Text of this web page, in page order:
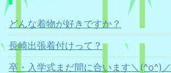
どんな着物が好きですか？
長崎出張着付けって？
卒・入学式まだ間に合います＼(^o^)／